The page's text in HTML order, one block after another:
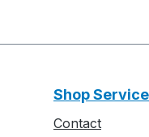
Shop Service
Contact